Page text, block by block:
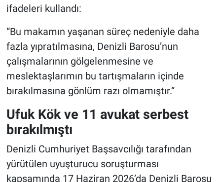
ifadeleri kullandı:
“Bu makamın yaşanan süreç nedeniyle daha
fazla yıpratılmasına, Denizli Barosu’nun
çalışmalarının gölgelenmesine ve
meslektaşlarımın bu tartışmaların içinde
bırakılmasına gönlüm razı olmamıştır.”
Ufuk Kök ve 11 avukat serbest
bırakılmıştı
Denizli Cumhuriyet Başsavcılığı tarafından
yürütülen uyuşturucu soruşturması
kapsamında 17 Haziran 2026’da Denizli Barosu